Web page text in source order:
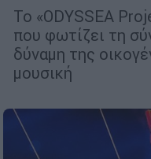
Το «ODYSSEA
που φωτίζει τη
δύναμη της
μουσική